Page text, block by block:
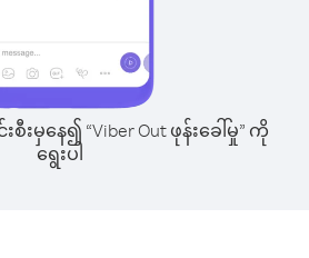
စီးမှနေ၍ “Viber Out ဖုန်းခေါ်မှု” ကို
ရွေးပါ